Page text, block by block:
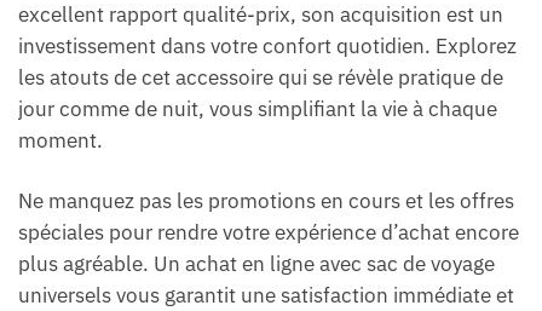
excellent rapport qualité-prix, son acquisition est un
investissement dans votre confort quotidien. Explorez
les atouts de cet accessoire qui se révèle pratique de
jour comme de nuit, vous simplifiant la vie à chaque
moment.
Ne manquez pas les promotions en cours et les offres
spéciales pour rendre votre expérience d’achat encore
plus agréable. Un achat en ligne avec sac de voyage
universels vous garantit une satisfaction immédiate et